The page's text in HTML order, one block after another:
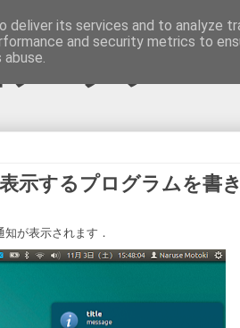
ログラマ
示するプログラムを書
が表示されます．
its services and to analyze
and security metrics to